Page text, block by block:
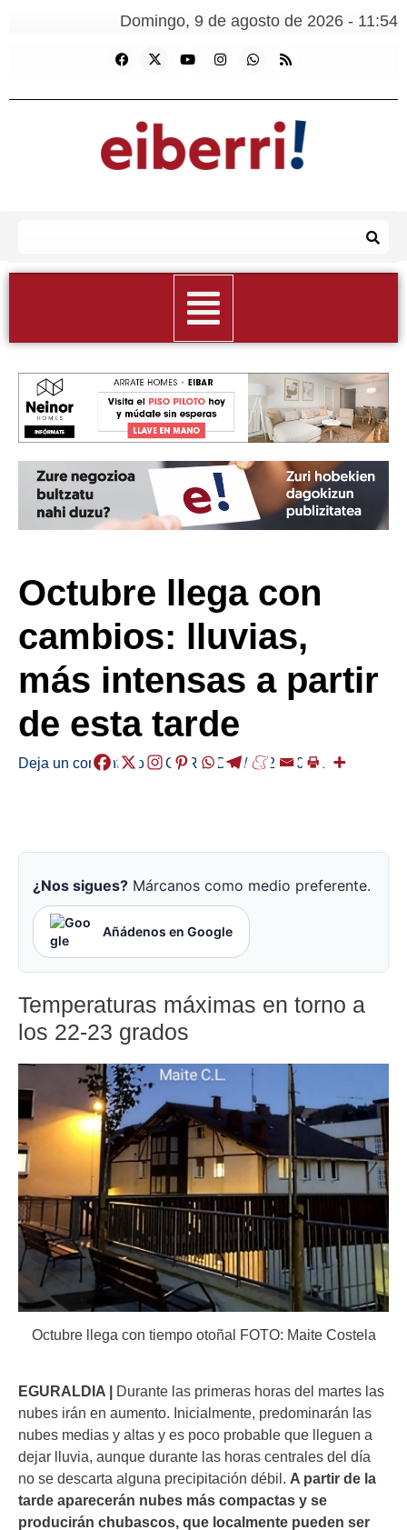
Domingo, 9 de agosto de 2026 - 11:54
Octubre llega con
cambios: lluvias,
más intensas a partir
de esta tarde
Deja un comentario /EGURALDIA/ 2024-10-01
¿Nos sigues? Márcanos como medio preferente.
Añádenos en Google
Temperaturas máximas en torno a
los 22-23 grados
Octubre llega con tiempo otoñal FOTO: Maite Costela
EGURALDIA | Durante las primeras horas del martes las
nubes irán en aumento. Inicialmente, predominarán las
nubes medias y altas y es poco probable que lleguen a
dejar lluvia, aunque durante las horas centrales del día
no se descarta alguna precipitación débil. A partir de la
tarde aparecerán nubes más compactas y se
producirán chubascos, que localmente pueden ser